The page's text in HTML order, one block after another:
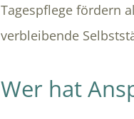
Tagespflege fördern
verbleibende
Wer hat